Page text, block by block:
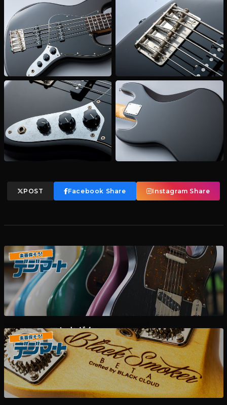
POST Facebook Share Instagram Share
エレキギター
デジマート掲載各ディーラー様在庫一覧はこちら